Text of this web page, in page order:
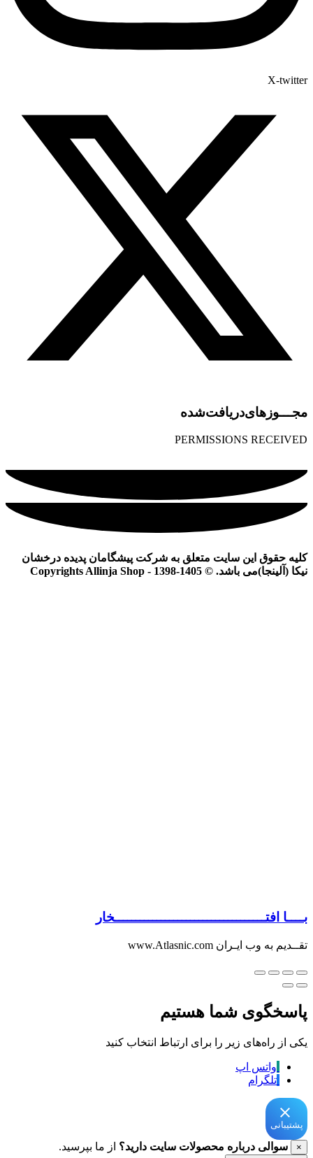
X-twitter
مجـــوز‌های‌دریافت‌شده
PERMISSIONS RECEIVED
کلیه حقوق این سایت متعلق به شرکت پیشگامان پدیده درخشان
نیکا (آلینجا)می باشد. © Copyrights Allinja Shop - 1398-1405
بــــا افتــــــــــــــــــــــــــــــــــــخار
تقــدیم به وب ایـران www.Atlasnic.com
پاسخگوی شما هستیم
یکی از راه‌های زیر را برای ارتباط انتخاب کنید
واتس اپ
تلگرام
پشتیبانی
× سوالی درباره محصولات سایت دارید؟ از ما بپرسید.